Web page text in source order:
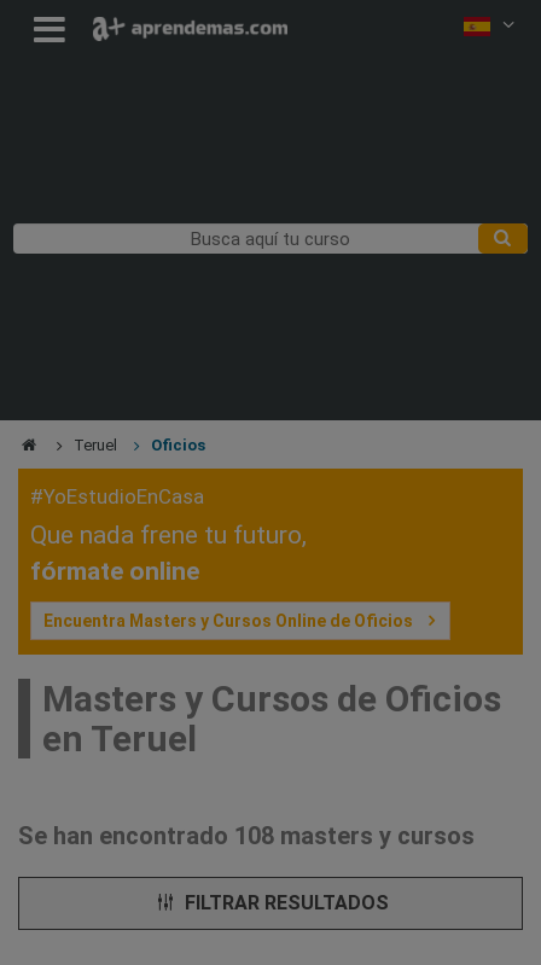
Teruel Oficios
#YoEstudioEnCasa
Que nada frene tu futuro,
fórmate online
Encuentra Masters y Cursos Online de Oficios
Masters y Cursos de Oficios
en Teruel
Se han encontrado 108 masters y cursos
FILTRAR RESULTADOS